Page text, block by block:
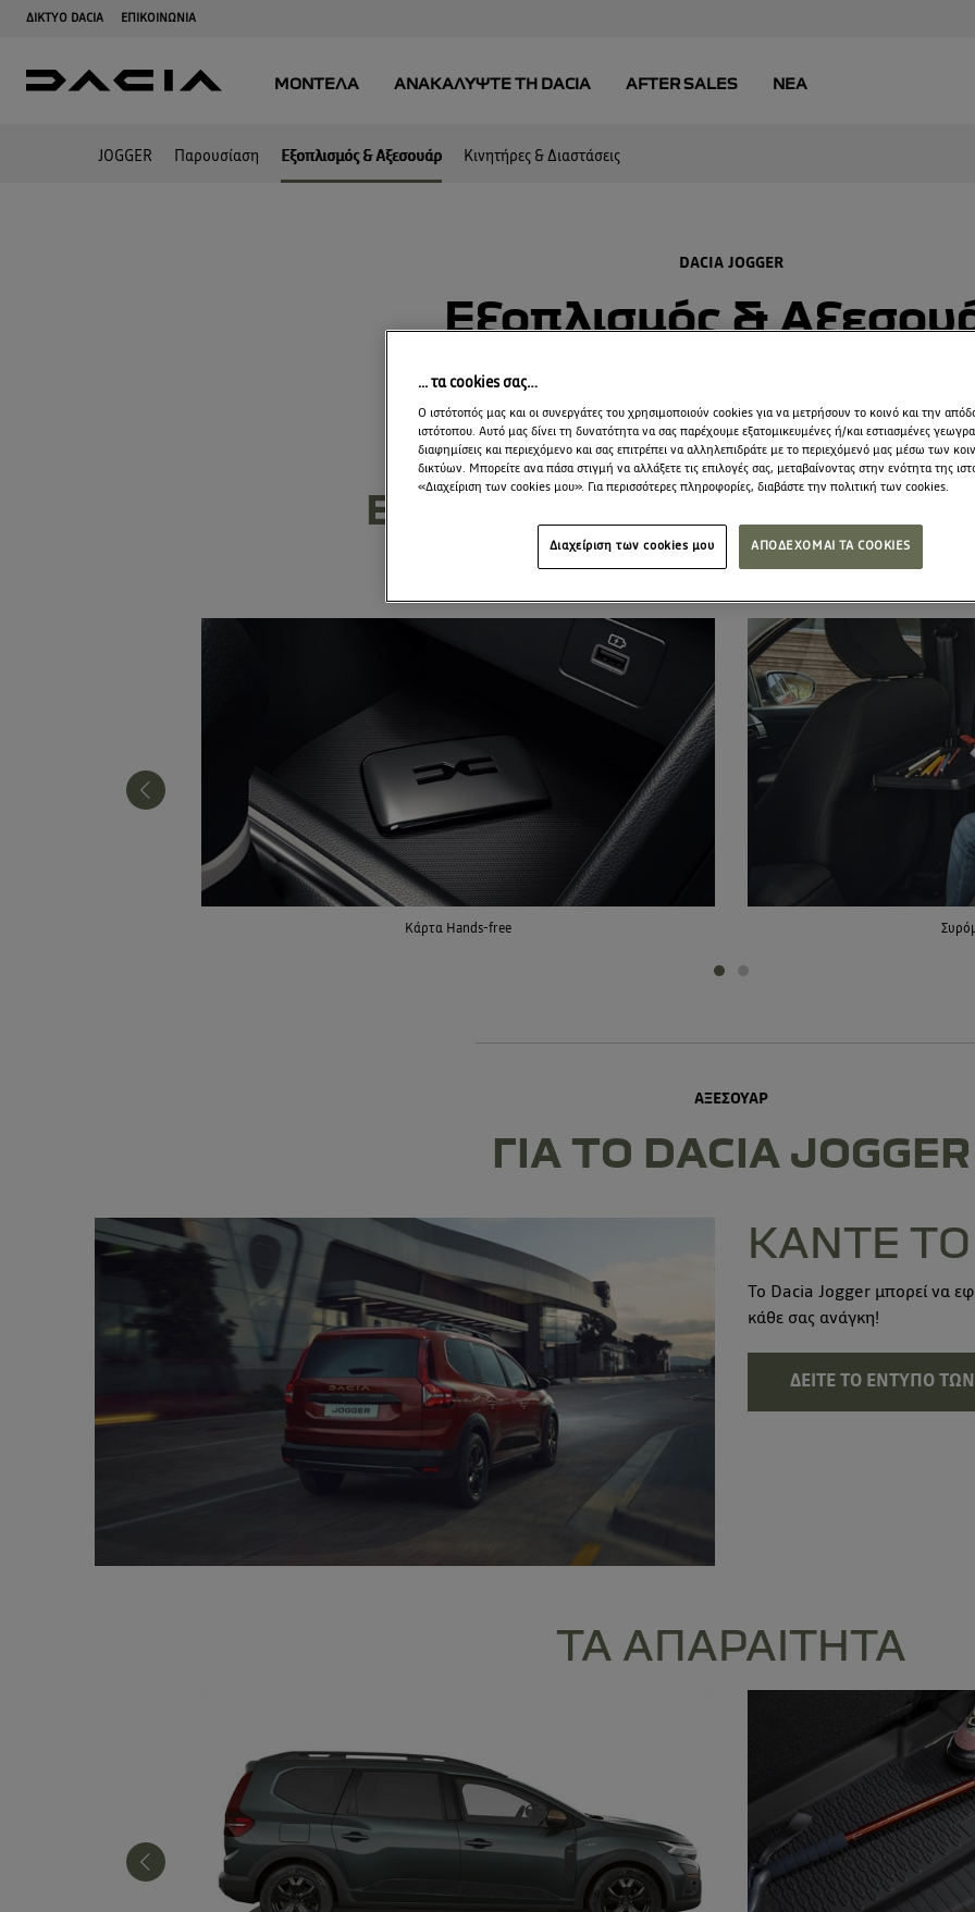
JOGGER Παρουσίαση Εξοπλισμός & Αξεσουάρ Κινητήρες & Διαστάσεις
DACIA JOGGER
Εξοπλισμός &
ο εξοπλισμός του
ΕΞΟΠΛΙΣΜΟΣ ΤΟΥ DACIA
Κάρτα Hands-free
ΑΞΕΣΟΥΑΡ
ΓΙΑ ΤΟ DACIA JOGGER
ΚΑΝΤΕ
Το Dacia Jogger μπορεί να
κάθε σας ανάγκη!
ΔΕΙΤΕ ΤΟ ΕΝΤΥΠΟ
ΤΑ ΑΠΑΡΑΙΤΗΤΑ
... τα cookies σας…
Ο ιστότοπός μας και οι συνεργάτες του χρησιμοποιούν cookies για να μετρήσουν το κοινό και την
ιστότοπου. Αυτό μας δίνει τη δυνατότητα να σας παρέχουμε εξατομικευμένες ή/και εστιασμένες
διαφημίσεις και περιεχόμενο και σας επιτρέπει να αλληλεπιδράτε με το περιεχόμενό μας μέσω των
δικτύων. Μπορείτε ανα πάσα στιγμή να αλλάξετε τις επιλογές σας, μεταβαίνοντας στην ενότητα της
«Διαχείριση των cookies μου». Για περισσότερες πληροφορίες, διαβάστε την πολιτική των cookies.
ΑΠΟΔΕΧΟΜΑΙ ΤΑ COOKIES
Διαχείριση των cookies μου